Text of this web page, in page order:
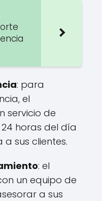
: para
el
servicio de
horas del día
sus clientes.
: el
un equipo de
a sus